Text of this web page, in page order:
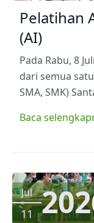
Pelatihan
(AI)
Pada Rabu, 8
dari semua
SMA, SMK)
Baca
Jul
11